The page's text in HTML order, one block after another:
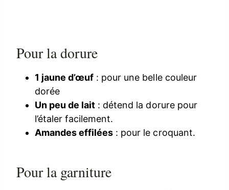
Pour la dorure
1 jaune d’œuf : pour une belle couleur
dorée
Un peu de lait : détend la dorure pour
l’étaler facilement.
Amandes effilées : pour le croquant.
Pour la garniture